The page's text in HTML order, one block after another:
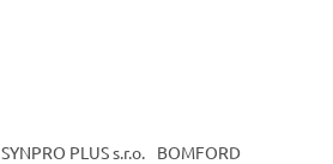
SYNPRO PLUS s.r.o. BOMFORD